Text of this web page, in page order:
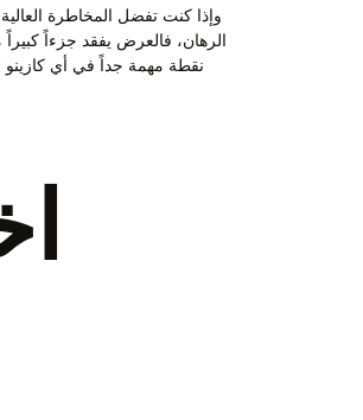
الرهان، فالعرض يفقد جزءاً